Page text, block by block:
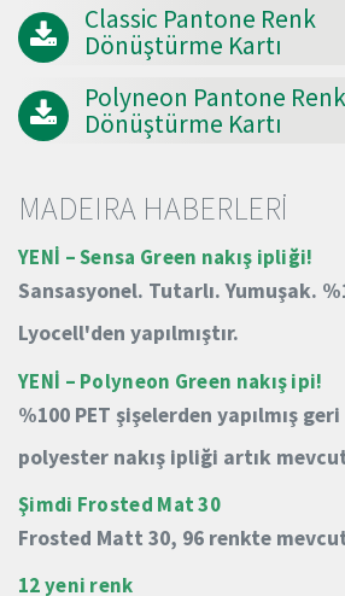
Classic Pantone Renk
Dönüştürme Kartı
Polyneon Pantone Renk
Dönüştürme Kartı
MADEIRA HABERLERİ
YENİ – Sensa Green nakış ipliği!
Sansasyonel. Tutarlı. Yumuşak.
Lyocell'den yapılmıştır.
YENİ – Polyneon Green nakış ipi!
%100 PET şişelerden yapılmış
polyester nakış ipliği artık
Şimdi Frosted Mat 30
Frosted Matt 30, 96 renkte
12 yeni renk